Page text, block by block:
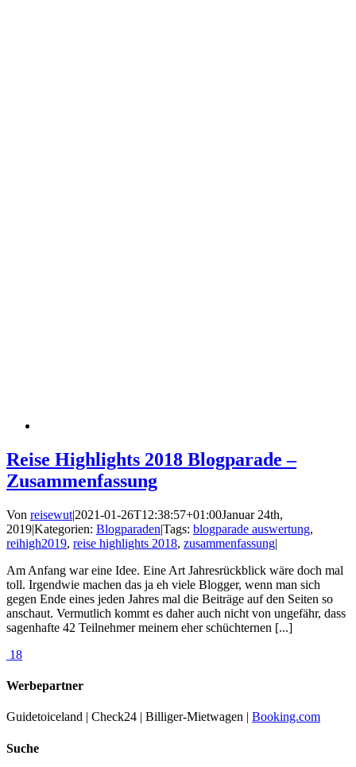
Reise Highlights 2018 Blogparade –
Zusammenfassung
Von reisewut|2021-01-26T12:38:57+01:00Januar 24th,
2019|Kategorien: Blogparaden|Tags: blogparade auswertung,
reihigh2019, reise highlights 2018, zusammenfassung|
Am Anfang war eine Idee. Eine Art Jahresrückblick wäre doch mal
toll. Irgendwie machen das ja eh viele Blogger, wenn man sich
gegen Ende eines jeden Jahres mal die Beiträge auf den Seiten so
anschaut. Vermutlich kommt es daher auch nicht von ungefähr, dass
sagenhafte 42 Teilnehmer meinem eher schüchternen [...]
18
Werbepartner
Guidetoiceland | Check24 | Billiger-Mietwagen | Booking.com
Suche